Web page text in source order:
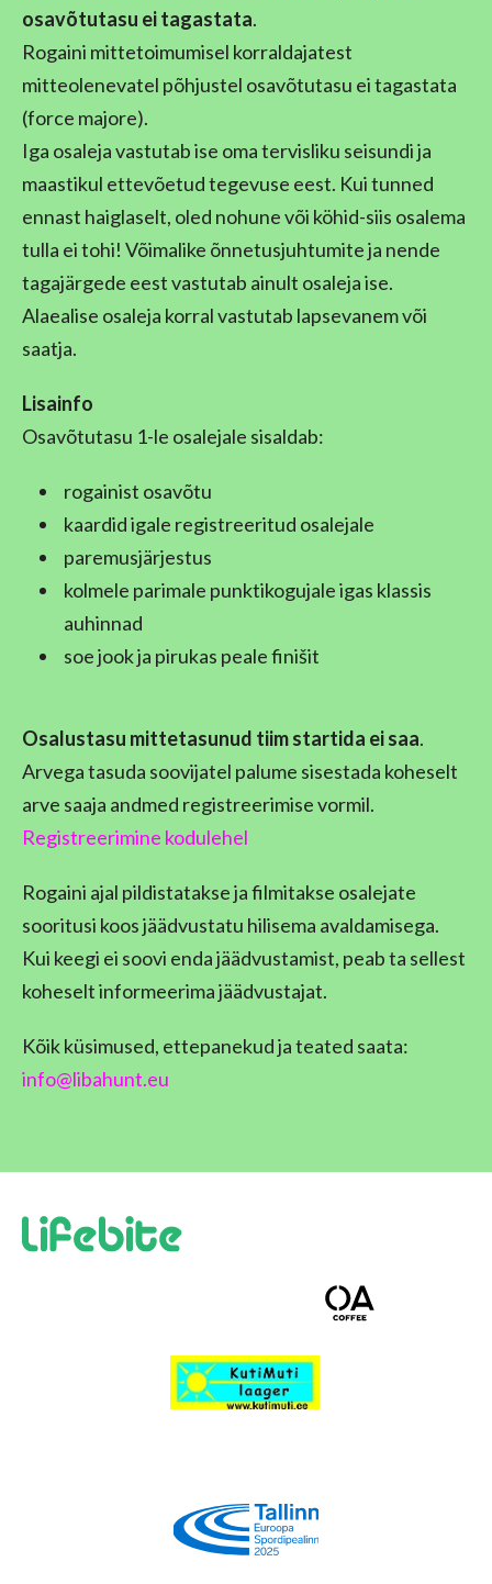
osavõtutasu ei tagastata.
Rogaini mittetoimumisel korraldajatest
mitteolenevatel põhjustel osavõtutasu ei tagastata
(force majore).
Iga osaleja vastutab ise oma tervisliku seisundi ja
maastikul ettevõetud tegevuse eest. Kui tunned
ennast haiglaselt, oled nohune või köhid-siis osalema
tulla ei tohi! Võimalike õnnetusjuhtumite ja nende
tagajärgede eest vastutab ainult osaleja ise.
Alaealise osaleja korral vastutab lapsevanem või
saatja.
Lisainfo
Osavõtutasu 1-le osalejale sisaldab:
rogainist osavõtu
kaardid igale registreeritud osalejale
paremusjärjestus
kolmele parimale punktikogujale igas klassis
auhinnad
soe jook ja pirukas peale finišit
Osalustasu mittetasunud tiim startida ei saa.
Arvega tasuda soovijatel palume sisestada koheselt
arve saaja andmed registreerimise vormil.
Registreerimine kodulehel
Rogaini ajal pildistatakse ja filmitakse osalejate
sooritusi koos jäädvustatu hilisema avaldamisega.
Kui keegi ei soovi enda jäädvustamist, peab ta sellest
koheselt informeerima jäädvustajat.
Kõik küsimused, ettepanekud ja teated saata:
info@libahunt.eu